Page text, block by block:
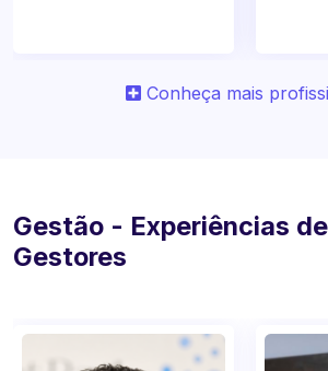
Conheça mais
Gestão - Experiências
Gestores